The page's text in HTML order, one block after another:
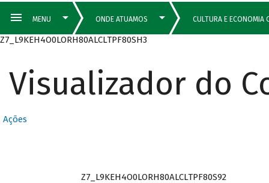
Z7_L9KEH4O0LORH80ALCLTPF80SH3
Visualizador do
Ações
Z7_L9KEH4O0LORH80ALCLTPF80S92